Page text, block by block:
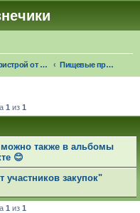
Пристрой от участников закупок Пищевые продукты
1 из 1
также в альбомы
😊
участников закупок"
1 из 1